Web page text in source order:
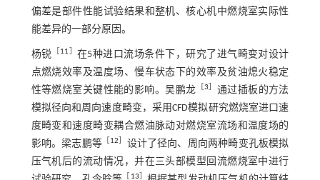
偏差是部件性能试验结果和整机、核心机中燃烧室实际性
能差异的一部分原因。
杨锐 11
在5种进口流场条件下，研究了进气畸变对设计
点燃烧效率及温度场、慢车状态下的效率及贫油熄火稳定
性等燃烧室关键性能的影响。吴鹏龙
3
通过插板的方法
模拟径向和周向速度畸变，采用CFD模拟研究燃烧室进口速
度畸变和速度畸变耦合燃油脉动对燃烧室流场和温度场的
影响。梁志鹏等［ 12
设计了径向、周向两种畸变孔板模拟
压气机后的流动情况，并在三头部模型回流燃烧室中进行
13